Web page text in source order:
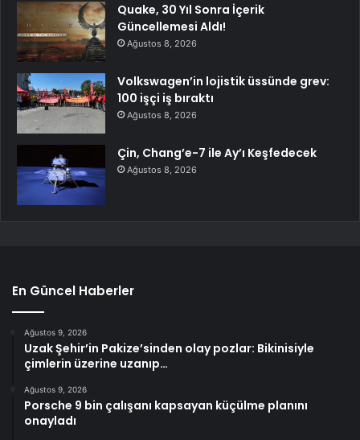
Quake, 30 Yıl Sonra İçerik
Güncellemesi Aldı!
Ağustos 8, 2026
Volkswagen’in lojistik üssünde grev:
100 işçi iş bıraktı
Ağustos 8, 2026
Çin, Chang’e-7 ile Ay’ı Keşfedecek
Ağustos 8, 2026
En Güncel Haberler
Ağustos 9, 2026
Uzak Şehir’in Pakize’sinden olay pozlar: Bikinisiyle
çimlerin üzerine uzanıp…
Ağustos 9, 2026
Porsche 9 bin çalışanı kapsayan küçülme planını
onayladı